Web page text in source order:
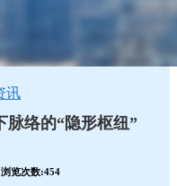
讯
脉络的“隐形枢纽”
浏览次数:454